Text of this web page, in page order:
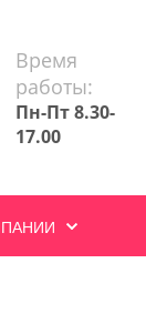
Время
работы:
Пн-Пт 8.30-
17.00